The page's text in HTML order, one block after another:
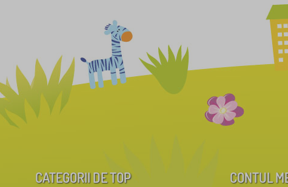
CATEGORII DE TOP CONTUL